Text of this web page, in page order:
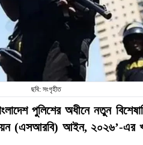
ছবি: সংগৃহীত
পুলিশের অধীনে নতুন
(এসআরবি) আইন, ২০২৬’-এর